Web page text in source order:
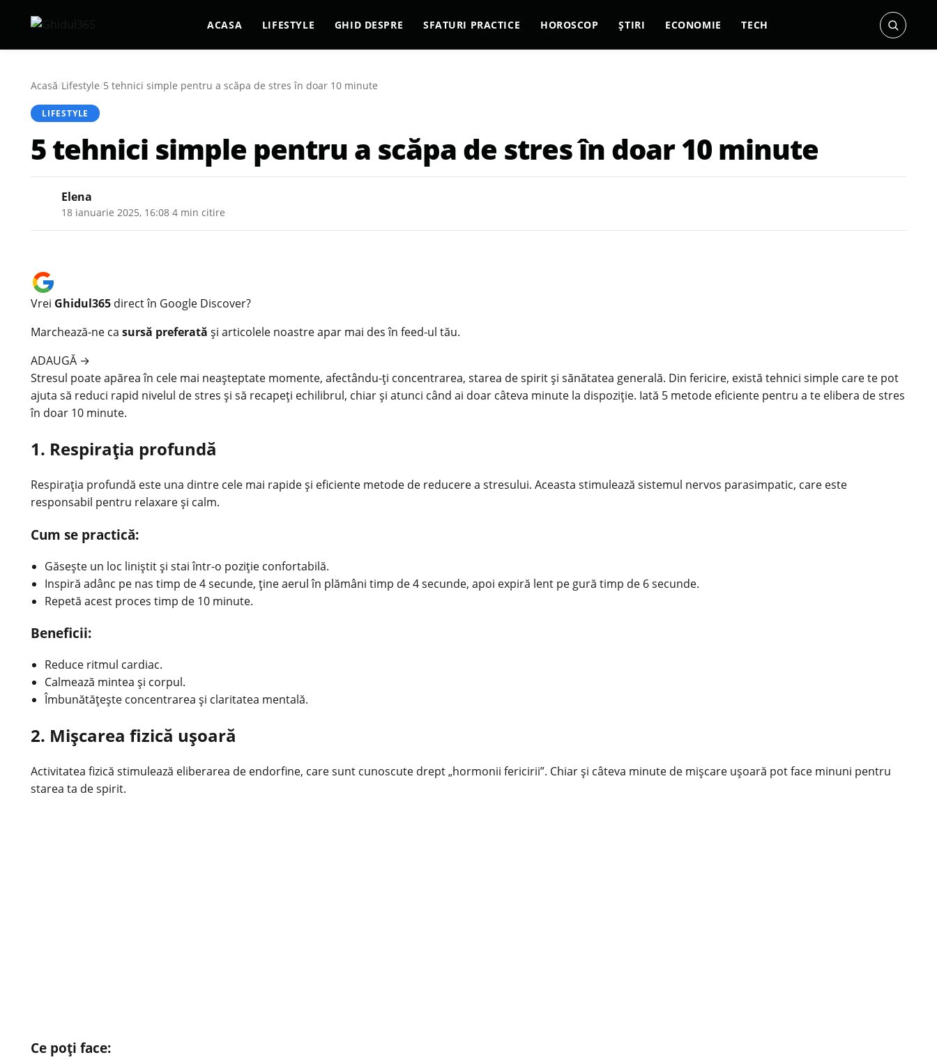
ACASA LIFESTYLE GHID DESPRE SFATURI PRACTICE HOROSCOP ȘTIRI ECONOMIE TECH
Acasă/Lifestyle/5 tehnici simple pentru a scăpa de stres în doar 10 minute
LIFESTYLE
5 tehnici simple pentru a scăpa de stres în doar 10 minute
Elena
18 ianuarie 2025, 16:08 4 min citire
Vrei Ghidul365 direct în Google Discover?
Marchează-ne ca sursă preferată și articolele noastre apar mai des în feed-ul tău.
ADAUGĂ →
Stresul poate apărea în cele mai neașteptate momente, afectându-ți concentrarea, starea de spirit și sănătatea generală. Din fericire, există tehnici simple care te pot
ajuta să reduci rapid nivelul de stres și să recapeți echilibrul, chiar și atunci când ai doar câteva minute la dispoziție. Iată 5 metode eficiente pentru a te elibera de stres
în doar 10 minute.
1. Respirația profundă
Respirația profundă este una dintre cele mai rapide și eficiente metode de reducere a stresului. Aceasta stimulează sistemul nervos parasimpatic, care este
responsabil pentru relaxare și calm.
Cum se practică:
Găsește un loc liniștit și stai într-o poziție confortabilă.
Inspiră adânc pe nas timp de 4 secunde, ține aerul în plămâni timp de 4 secunde, apoi expiră lent pe gură timp de 6 secunde.
Repetă acest proces timp de 10 minute.
Beneficii:
Reduce ritmul cardiac.
Calmează mintea și corpul.
Îmbunătățește concentrarea și claritatea mentală.
2. Mișcarea fizică ușoară
Activitatea fizică stimulează eliberarea de endorfine, care sunt cunoscute drept „hormonii fericirii”. Chiar și câteva minute de mișcare ușoară pot face minuni pentru
starea ta de spirit.
Ce poți face: